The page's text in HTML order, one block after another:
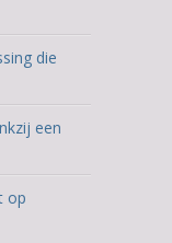
die
een
op